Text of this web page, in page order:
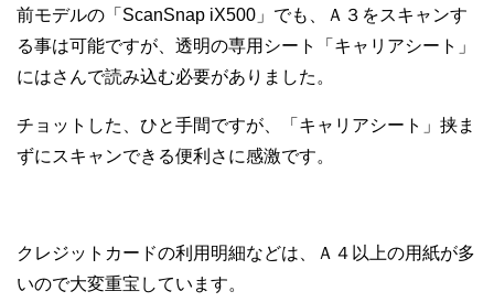
前モデルの「ScanSnap iX500」でも、Ａ３をスキャンす
る事は可能ですが、透明の専用シート「キャリアシート」
にはさんで読み込む必要がありました。
チョットした、ひと手間ですが、「キャリアシート」挟ま
ずにスキャンできる便利さに感激です。
クレジットカードの利用明細などは、Ａ４以上の用紙が多
いので大変重宝しています。